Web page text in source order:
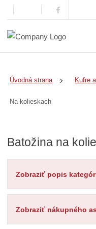
Úvodná strana Kufre
Na kolieskach
Batožina na
Zobraziť popis
Zobraziť nákupného